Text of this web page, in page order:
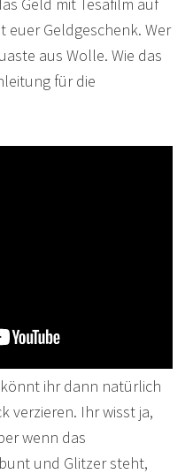
euer Geldgeschenk. Wer
aus Wolle. Wie das
für die
ihr dann natürlich
verzieren. Ihr wisst ja,
wenn das
und Glitzer steht,